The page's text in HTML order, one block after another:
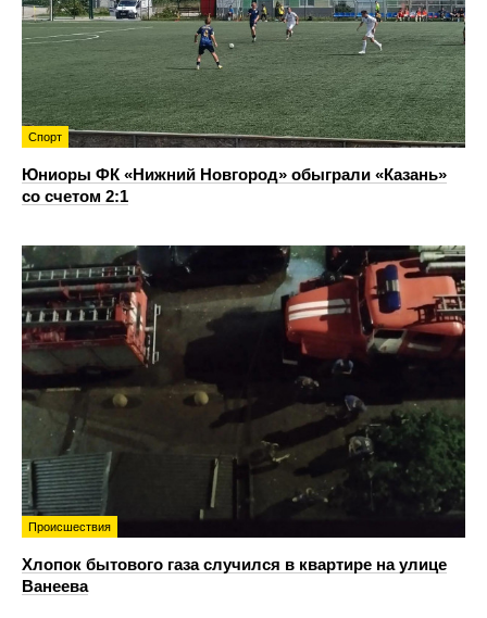
Спорт
Юниоры ФК «Нижний Новгород» обыграли «Казань»
со счетом 2:1
Происшествия
Хлопок бытового газа случился в квартире на улице
Ванеева